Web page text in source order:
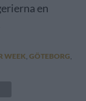
en
WEEK, GÖTEBORG,